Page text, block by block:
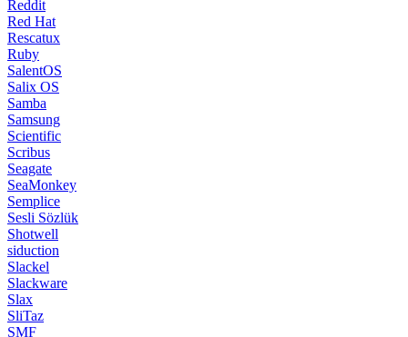
Reddit
Red Hat
Rescatux
Ruby
SalentOS
Salix OS
Samba
Samsung
Scientific
Scribus
Seagate
SeaMonkey
Semplice
Sesli Sözlük
Shotwell
siduction
Slackel
Slackware
Slax
SliTaz
SMF